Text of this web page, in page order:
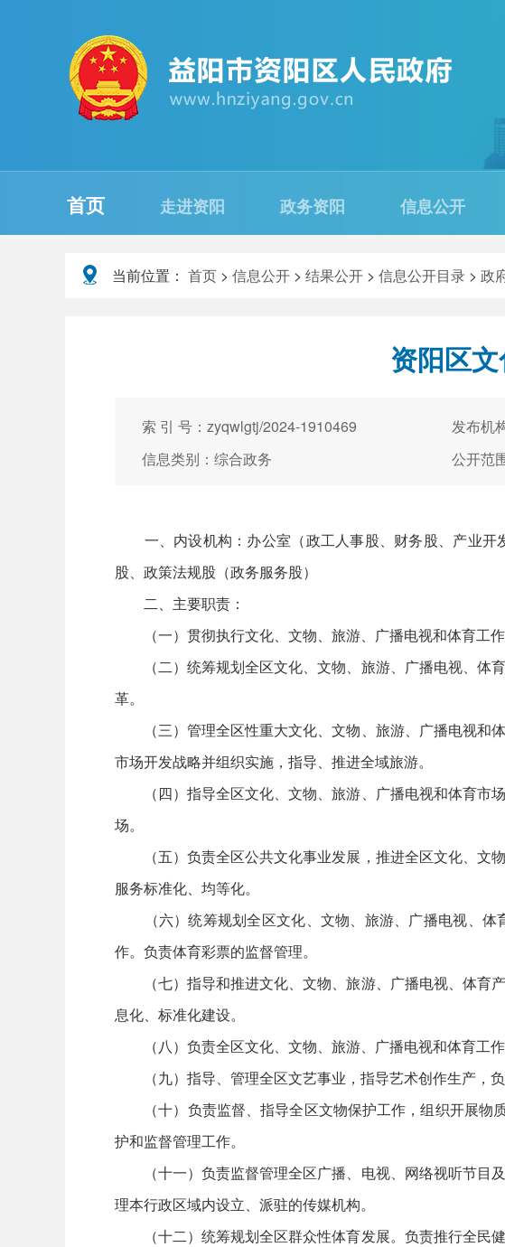
首页 走进资阳 政务资阳 信息公开
当前位置： 首页 > 信息公开 > 结果公开 > 信息公开目录 > 政
资阳区
索 引 号：zyqwlgtj/2024-1910469 发布机
信息类别：综合政务
公开范
一、内设机构：办公室（政工人事股、财务股、产业开
股、政策法规股（政务服务股）
二、主要职责：
（一）贯彻执行文化、文物、旅游、广播电视和体育工作
（二）统筹规划全区文化、文物、旅游、广播电视、体
革。
（三）管理全区性重大文化、文物、旅游、广播电视和
市场开发战略并组织实施，指导、推进全域旅游。
（四）指导全区文化、文物、旅游、广播电视和体育市
场。
（五）负责全区公共文化事业发展，推进全区文化、文
服务标准化、均等化。
（六）统筹规划全区文化、文物、旅游、广播电视、体
作。负责体育彩票的监督管理。
（七）指导和推进文化、文物、旅游、广播电视、体育
息化、标准化建设。
（八）负责全区文化、文物、旅游、广播电视和体育工作
（九）指导、管理全区文艺事业，指导艺术创作生产，负
（十）负责监督、指导全区文物保护工作，组织开展物
护和监督管理工作。
（十一）负责监督管理全区广播、电视、网络视听节目
理本行政区域内设立、派驻的传媒机构。
（十二）统筹规划全区群众性体育发展。负责推行全民